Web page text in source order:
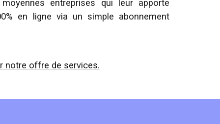
entreprises qui leur apporte
en ligne via un simple abonnement
notre offre de services.